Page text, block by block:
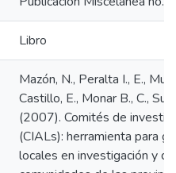
Libro
Mazón, N., Peralta I., E.,
Castillo, E., Monar B., C.,
(2007). Comités de
(CIALs): herramienta para
locales en investigación y